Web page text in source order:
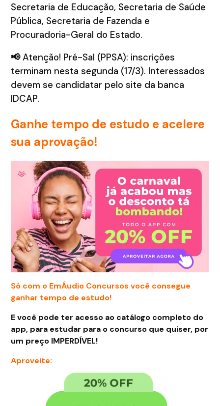
Secretaria de Educação, Secretaria de Saúde
Pública, Secretaria de Fazenda e
Procuradoria-Geral do Estado.
📢Atenção! Pré-Sal (PPSA): inscrições
terminam nesta segunda (17/3). Interessados
devem se candidatar pelo site da banca
IDCAP.
Ganhe tempo de estudo e acelere
sua aprovação!
Só com o EmÁudio Concursos você consegue
ganhar tempo de estudo!
E você pode ter acesso ao catálogo completo do
app, para estudar para o concurso que quiser, por
um preço IMPERDÍVEL!
Aproveite: